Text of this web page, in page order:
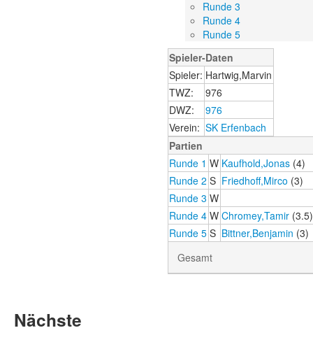
Runde 3
Runde 4
Runde 5
Spieler-Daten
Spieler: Hartwig,Marvin
TWZ:
976
DWZ:
976
Verein: SK Erfenbach
Partien
Runde 1 W Kaufhold,Jonas (4)
Runde 2 S Friedhoff,Mirco (3)
Runde 3 W
Runde 4 W Chromey,Tamir (3.5)
Runde 5 S Bittner,Benjamin (3)
Gesamt
Nächste